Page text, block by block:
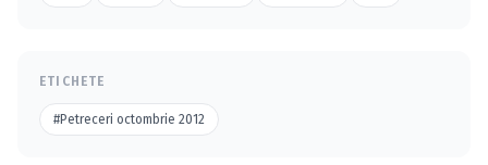
ETICHETE
#Petreceri octombrie 2012